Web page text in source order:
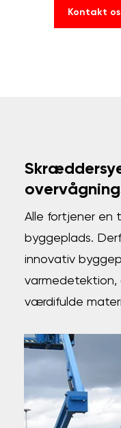
Kontakt os
Alle fortjener en
byggeplads.
innovativ
varmedetektion,
værdifulde